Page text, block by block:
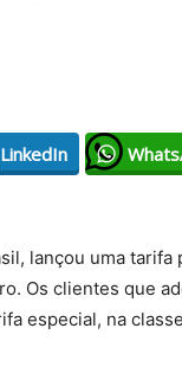
LinkedIn
lançou uma tarifa
Os clientes que
especial, na